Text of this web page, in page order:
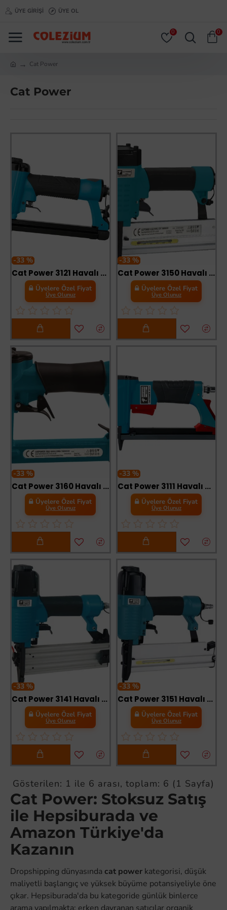
ÜYE GIRIŞI ÜYE OL
0 0
Cat Power
Cat Power
-33 %
Cat Power 3121 Havalı Zımba Tabancası 6-16 mm
Üyelere Özel Fiyat
Üye Olunuz
-33 %
Cat Power 3150 Havalı Zımba Tabancası
Üyelere Özel Fiyat
Üye Olunuz
-33 %
Cat Power 3160 Havalı Zımba Tabancası
Üyelere Özel Fiyat
Üye Olunuz
-33 %
Cat Power 3111 Havalı Zımba Tabancası 6-16 mm
Üyelere Özel Fiyat
Üye Olunuz
-33 %
Cat Power 3141 Havalı Çivi Çakma Makinası 10-50 mm
Üyelere Özel Fiyat
Üye Olunuz
-33 %
Cat Power 3151 Havalı Çivi Zımba Tabancası
Üyelere Özel Fiyat
Üye Olunuz
Gösterilen: 1 ile 6 arası, toplam: 6 (1 Sayfa)
Cat Power: Stoksuz Satış
ile Hepsiburada ve
Amazon Türkiye'da
Kazanın
Dropshipping dünyasında cat power kategorisi, düşük
maliyetli başlangıç ve yüksek büyüme potansiyeliyle öne
çıkar. Hepsiburada'da bu kategoride günlük binlerce